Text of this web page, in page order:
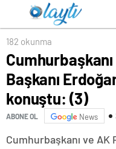
182 okunma
Başkanı
konuştu: (3)
ABONE OL News
Cumhurbaşkanı ve AK
darbı iddiası